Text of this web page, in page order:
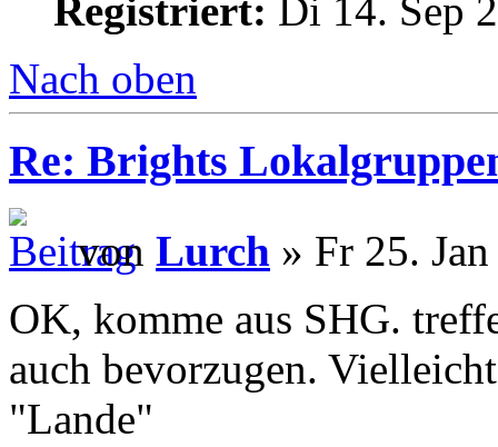
Registriert: Di 14. Sep
Nach oben
Re: Brights
von Lurch » Fr 25.
OK, komme aus SHG.
auch bevorzugen.
"Lande"